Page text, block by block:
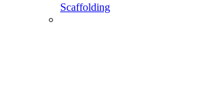
Scaffolding